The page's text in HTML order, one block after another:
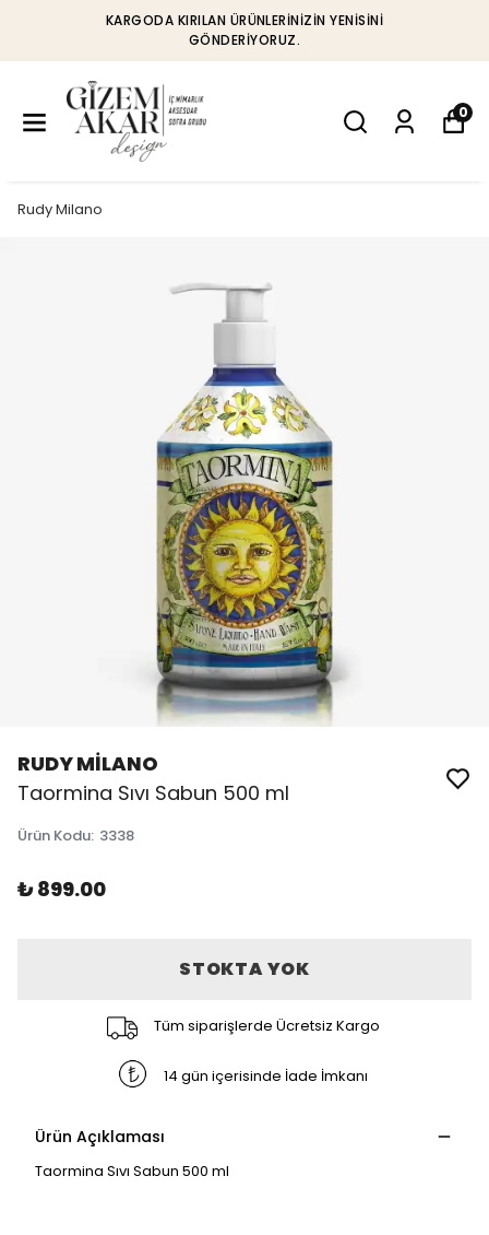
KARGODA KIRILAN ÜRÜNLERINIZIN YENISINI
GÖNDERIYORUZ.
0
Rudy Milano
RUDY MİLANO
Taormina Sıvı Sabun 500 ml
Ürün Kodu: 3338
₺ 899.00
STOKTA YOK
Tüm siparişlerde Ücretsiz Kargo
14 gün içerisinde İade İmkanı
Ürün Açıklaması
Taormina Sıvı Sabun 500 ml